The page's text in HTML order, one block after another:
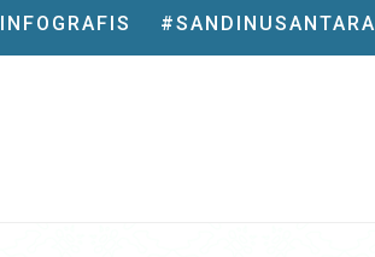
INFOGRAFIS #SANDINUSANTARA